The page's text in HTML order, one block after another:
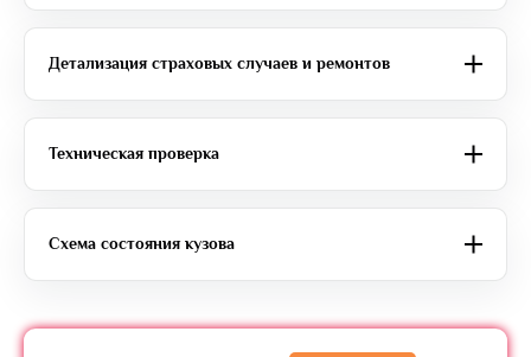
Детализация страховых случаев и ремонтов
Техническая проверка
Схема состояния кузова